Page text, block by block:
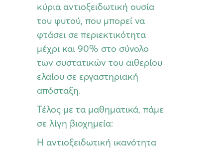
κύρια αντιοξειδωτική ουσία
του φυτού, που μπορεί να
φτάσει σε περιεκτικότητα
μέχρι και 90% στο σύνολο
των συστατικών του αιθερίου
ελαίου σε εργαστηριακή
απόσταξη.
Τέλος με τα μαθηματικά, πάμε
σε λίγη βιοχημεία:
Η αντιοξειδωτική ικανότητα